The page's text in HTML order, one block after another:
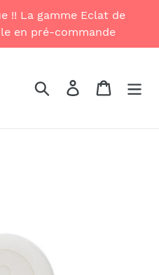
!! La gamme Eclat de
en pré-commande
Search Log in Cart